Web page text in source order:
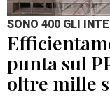
SONO 400 GLI
punta sul
oltre mille